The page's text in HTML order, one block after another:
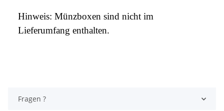
Hinweis: Münzboxen sind nicht im
Lieferumfang enthalten.
Fragen ?